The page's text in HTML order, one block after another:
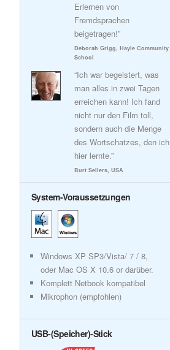
Erlernen von
Fremdsprachen
beigetragen!”
Deborah Grigg, Hayle Community
School
“Ich war begeistert, was
man alles in zwei Tagen
erreichen kann! Ich fand
nicht nur den Film toll,
sondern auch die Menge
des Wortschatzes, den ich
hier lernte.”
Burt Sellers, USA
System-Voraussetzungen
Windows XP SP3/Vista/ 7 / 8,
oder Mac OS X 10.6 or darüber.
Komplett Netbook kompatibel
Mikrophon (empfohlen)
USB-(Speicher)-Stick